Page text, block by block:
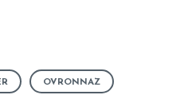
OVRONNAZ